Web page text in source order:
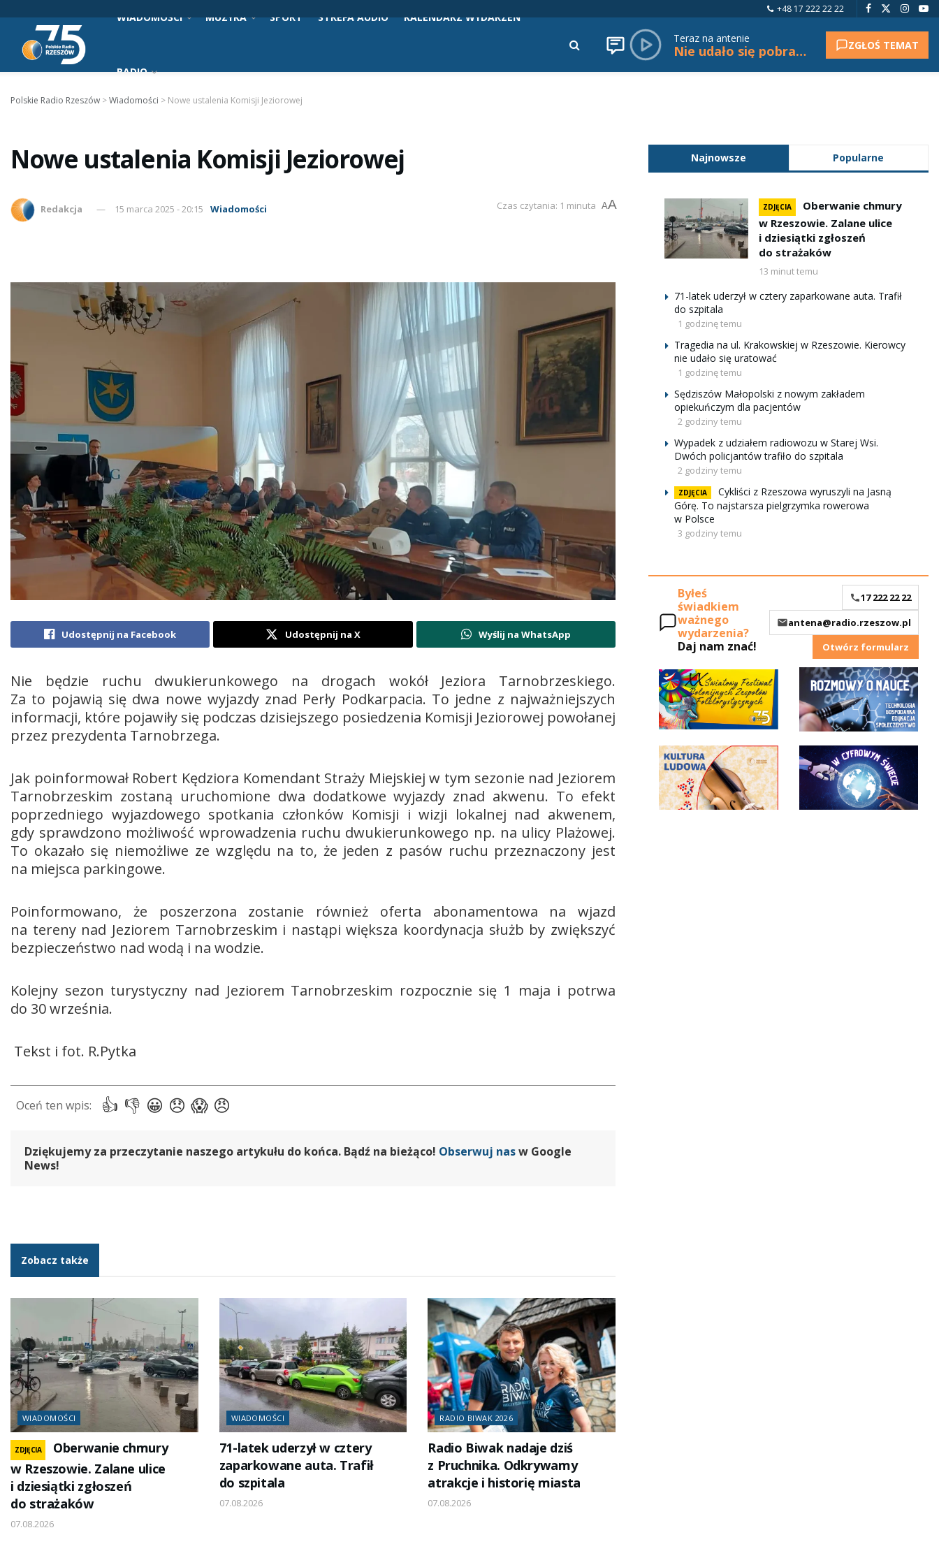
+48 17 222 22 22
WIADOMOŚCI MUZYKA SPORT STREFA AUDIO KALENDARZ WYDARZEŃ
RADIO
Teraz na antenie
Nie udało się pobrać tytułu. ZGŁOŚ TEMAT
Polskie Radio Rzeszów >Wiadomości > Nowe ustalenia Komisji Jeziorowej
Nowe ustalenia Komisji Jeziorowej
Redakcja 15 marca 2025 - 20:15 Wiadomości Czas czytania: 1 minuta AA
Udostępnij na Facebook Udostępnij na X Wyślij na WhatsApp
Nie będzie ruchu dwukierunkowego na drogach wokół Jeziora Tarnobrzeskiego.
Za to pojawią się dwa nowe wyjazdy znad Perły Podkarpacia. To jedne z najważniejszych
informacji, które pojawiły się podczas dzisiejszego posiedzenia Komisji Jeziorowej powołanej
przez prezydenta Tarnobrzega.
Jak poinformował Robert Kędziora Komendant Straży Miejskiej w tym sezonie nad Jeziorem
Tarnobrzeskim zostaną uruchomione dwa dodatkowe wyjazdy znad akwenu. To efekt
poprzedniego wyjazdowego spotkania członków Komisji i wizji lokalnej nad akwenem,
gdy sprawdzono możliwość wprowadzenia ruchu dwukierunkowego np. na ulicy Plażowej.
To okazało się niemożliwe ze względu na to, że jeden z pasów ruchu przeznaczony jest
na miejsca parkingowe.
Poinformowano, że poszerzona zostanie również oferta abonamentowa na wjazd
na tereny nad Jeziorem Tarnobrzeskim i nastąpi większa koordynacja służb by zwiększyć
bezpieczeństwo nad wodą i na wodzie.
Kolejny sezon turystyczny nad Jeziorem Tarnobrzeskim rozpocznie się 1 maja i potrwa
do 30 września.
Tekst i fot. R.Pytka
Dziękujemy za przeczytanie naszego artykułu do końca. Bądź na bieżąco! Obserwuj nasw Google
News!
Zobacz także
WIADOMOŚCI
ZDJĘCIA
Oberwanie chmury
w Rzeszowie. Zalane ulice
i dziesiątki zgłoszeń
do strażaków
07.08.2026
WIADOMOŚCI
71-latek uderzył w cztery
zaparkowane auta. Trafił
do szpitala
07.08.2026
RADIO BIWAK 2026
Radio Biwak nadaje dziś
z Pruchnika. Odkrywamy
atrakcje i historię miasta
07.08.2026
Najnowsze Popularne
ZDJĘCIA
Oberwanie chmury
w Rzeszowie. Zalane ulice
i dziesiątki zgłoszeń
do strażaków
13 minut temu
71-latek uderzył w cztery zaparkowane auta. Trafił
do szpitala
1 godzinę temu
Tragedia na ul. Krakowskiej w Rzeszowie. Kierowcy
nie udało się uratować
1 godzinę temu
Sędziszów Małopolski z nowym zakładem
opiekuńczym dla pacjentów
2 godziny temu
Wypadek z udziałem radiowozu w Starej Wsi.
Dwóch policjantów trafiło do szpitala
2 godziny temu
ZDJĘCIA
Cykliści z Rzeszowa wyruszyli na Jasną
Górę. To najstarsza pielgrzymka rowerowa
w Polsce
3 godziny temu
Byłeś
świadkiem
ważnego
wydarzenia?
Daj nam znać!
17 222 22 22
antena@radio.rzeszow.pl
Otwórz formularz